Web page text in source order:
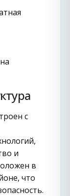
с
и
в
что